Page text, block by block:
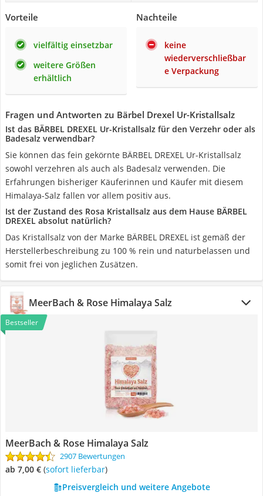
Vorteile
vielfältig einsetzbar
weitere Größen
erhältlich
Nachteile
keine
wiederverschließbar
e Verpackung
Fragen und Antworten zu Bärbel Drexel Ur-Kristallsalz
Ist das BÄRBEL DREXEL Ur-Kristallsalz für den Verzehr oder als
Badesalz verwendbar?
Sie können das fein gekörnte BÄRBEL DREXEL Ur-Kristallsalz
sowohl verzehren als auch als Badesalz verwenden. Die
Erfahrungen bisheriger Käuferinnen und Käufer mit diesem
Himalaya-Salz fallen vor allem positiv aus.
Ist der Zustand des Rosa Kristallsalz aus dem Hause BÄRBEL
DREXEL absolut natürlich?
Das Kristallsalz von der Marke BÄRBEL DREXEL ist gemäß der
Herstellerbeschreibung zu 100 % rein und naturbelassen und
somit frei von jeglichen Zusätzen.
MeerBach & Rose Himalaya Salz
Bestseller
MeerBach & Rose Himalaya Salz
2907 Bewertungen
ab 7,00 € ( Sofort lieferbar)
Preisvergleich und weitere Angebote